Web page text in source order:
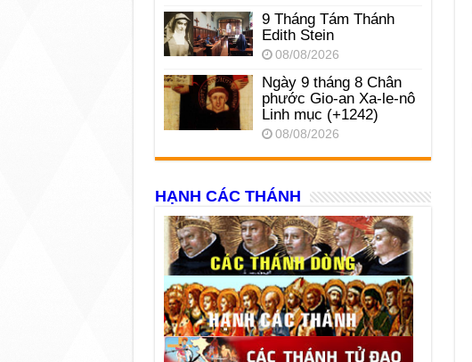
9 Tháng Tám Thánh
Edith Stein
08/08/2026
Ngày 9 tháng 8 Chân
phước Gio-an Xa-le-nô
Linh mục (+1242)
08/08/2026
HẠNH CÁC THÁNH